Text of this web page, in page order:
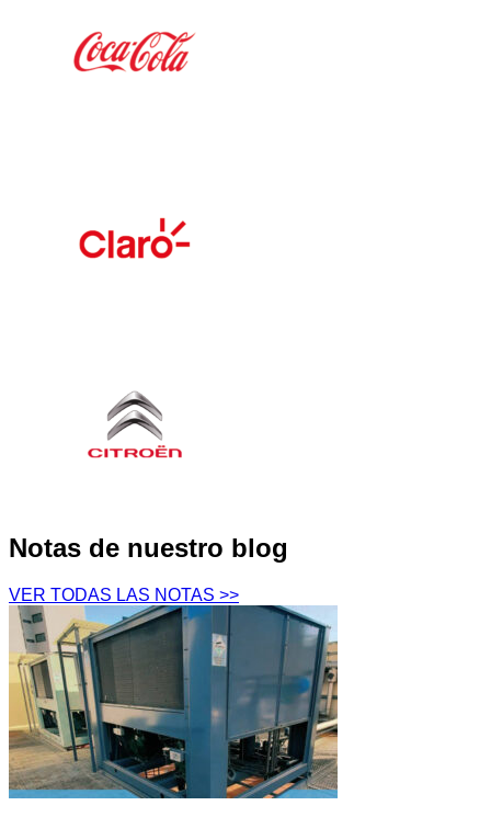
Notas de nuestro blog
VER TODAS LAS NOTAS >>